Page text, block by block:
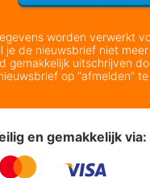
worden verwerkt
je de nieuwsbrief niet
gemakkelijk uitschrijven
op “afmelden” te
en gemakkelijk via: